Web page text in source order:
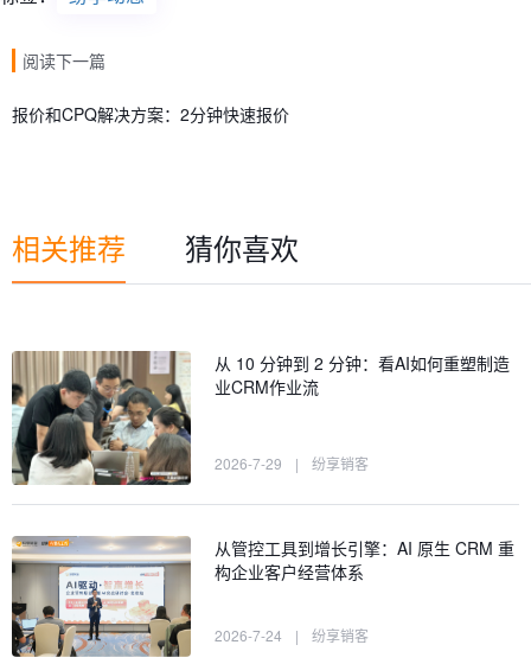
阅读下一篇
报价和CPQ解决方案：2分钟快速报价
相关推荐 猜你喜欢
从 10 分钟到 2 分钟：看AI如何重塑制造
业CRM作业流
2026-7-29 | 纷享销客
从管控工具到增长引擎：AI 原生 CRM 重
构企业客户经营体系
2026-7-24 | 纷享销客